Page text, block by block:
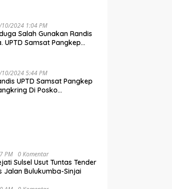
10/2024 1:04 PM
Salah Gunakan Randis
UPTD Samsat Pangkep
10/2024 5:44 PM
UPTD Samsat Pangkep
Di Posko
PM 0 Komentar
Sulsel Usut Tuntas Tender
Jalan Bulukumba-Sinjai